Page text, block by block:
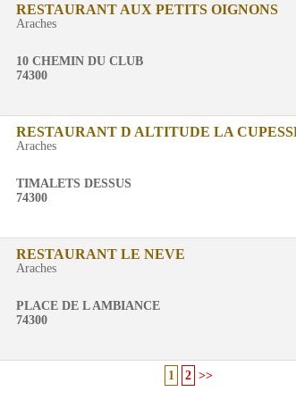
RESTAURANT AUX PETITS OIGNONS
Araches
10 CHEMIN DU CLUB
74300
RESTAURANT D ALTITUDE LA
Araches
TIMALETS DESSUS
74300
RESTAURANT LE NEVE
Araches
PLACE DE L AMBIANCE
74300
1 2 >>